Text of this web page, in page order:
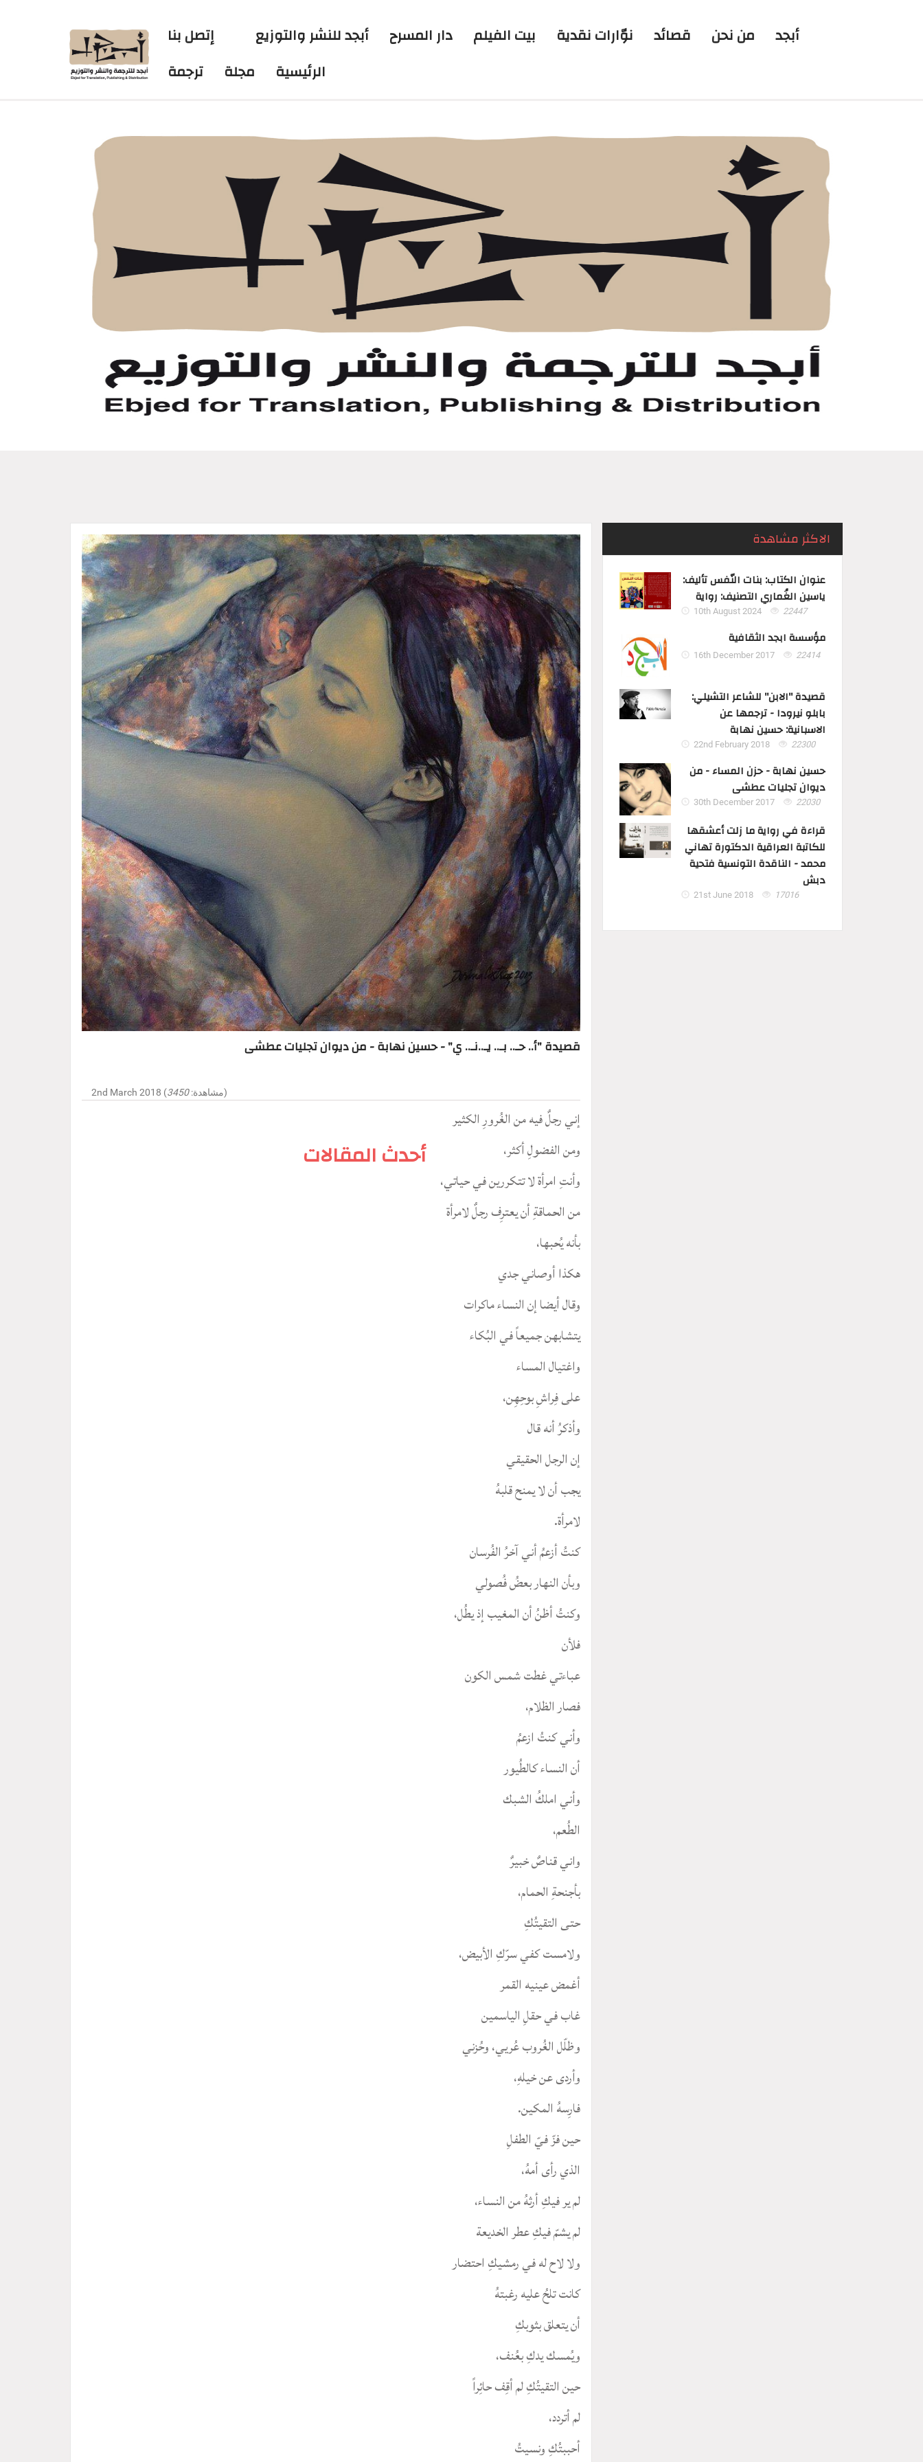
إتصل بنا أبجد للنشر والتوزيع دار المسرح بيت الفيلم نوّارات نقدية قصائد من نحن
أبجد
ترجمة
مجلة الرئيسية
قصيدة "أ.. حـ.. بـ.. يـ..نـ.. ي" - حسين نهابة - من ديوان تجليات عطشى
إني رجلٌ فيه من الغُرورِ الكثير
ومن الفضولِ أكثر،
وأنتِ امرأة لا تتكررين في حياتي،
من الحماقةِ أن يعترِف رجلٌ لامرأة
بأنه يُحبها،
هكذا أوصاني جدي
وقال أيضا إن النساء ماكرات
يتشابهن جميعاً في البُكاء
واغتيال المساء
على فِراشِ بوحِهِن،
وأذكرُ أنه قال
إن الرجل الحقيقي
يجب أن لا يمنح قلبهُ
لامرأة.
كنتُ أزعمُ أني آخرُ الفُرسان
وبأن النهار بعضُ فُصولي
وكنتُ أظنُ أن المغيب إذ يطُل،
فلأن
عباءتي غطت شمس الكون
فصار الظلام،
وأني كنتُ ازعمُ
أن النساء كالطُيور
وأني املكُ الشبك
الطُعم،
واني قناصٌ خبيرٌ
بأجنحةِ الحمام،
حتى التقيتُكِ
ولامست كفي سرّكِ الأبيض،
أغمض عينيه القمر
غاب في حقلِ الياسمين
وظلّل الغُروب عُريي، وحُزني
وأردى عن خيلهِ،
فارِسهُ المكين.
حين فزّ فيّ الطفلِ
الذي رأى أمهُ،
لم ير فيكِ أرثهُ من النساء،
لم يشمّ فيكِ عطر الخديعة
ولا لاح له في رمشيكِ احتضار
كانت تلحُ عليه رغبتهُ
أن يتعلق بثوبكِ
ويُمسك يدكِ بعُنف،
حين التقيتُكِ لم أقِف حائِراً
لم أتردد،
أحببتُكِ ونسيتُ
2nd March 2018 (مشاهدة:3450 )
أحدث المقالات
الاكثر مشاهدة
عنوان الكتاب: بنات النّفس تأليف:
ياسين الغُماري التصنيف: رواية
10th August 2024 22447
مؤسسة ابجد الثقافية
16th December 2017 22414
قصيدة "الابن" للشاعر التشيلي:
بابلو نيرودا - ترجمها عن
الاسبانية: حسين نهابة
22nd February 2018 22300
حسين نهابة - حزن المساء - من
ديوان تجليات عطشى
30th December 2017 22030
قراءة في رواية ما زلت أعشقها
للكاتبة العراقية الدكتورة تهاني
محمد - الناقدة التونسية فتحية
دبش
21st June 2018 17016